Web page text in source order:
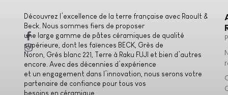
Découvrez l’excellence de la terre française avec Raoult &
Beck. Nous sommes fiers de proposer
une large gamme de pâtes céramiques de qualité
supérieure, dont les faïences BECK, Grès de
Noron, Grès blanc 221, Terre à Raku FUJI et bien d’autres
encore. Avec des décennies d’expérience
et un engagement dans l’innovation, nous serons votre
partenaire de confiance pour tous vos
besoins en céramique.